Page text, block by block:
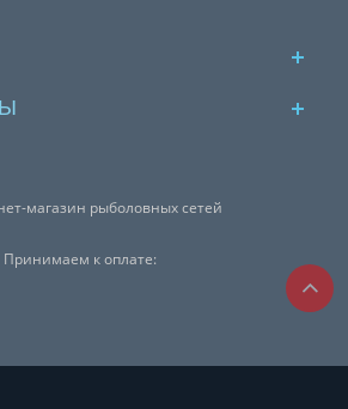
магазин рыболовных сетей
Принимаем к оплате: